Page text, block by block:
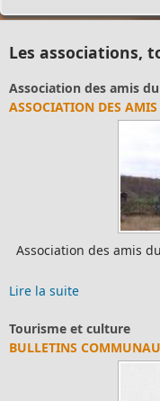
Les associations,
Association des amis
ASSOCIATION DES
Association des amis
Lire la suite
Tourisme et culture
BULLETINS